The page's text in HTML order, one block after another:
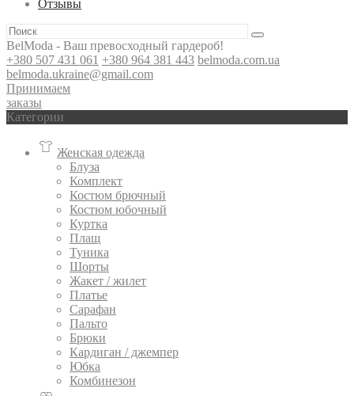
Отзывы
BelModa - Ваш превосходный гардероб!
+380 507 431 061 +380 964 381 443 belmoda.com.ua
belmoda.ukraine@gmail.com
Принимаем
заказы
Категории
Женская одежда
Блуза
Комплект
Костюм брючный
Костюм юбочный
Куртка
Плащ
Туника
Шорты
Жакет / жилет
Платье
Сарафан
Пальто
Брюки
Кардиган / джемпер
Юбка
Комбинезон